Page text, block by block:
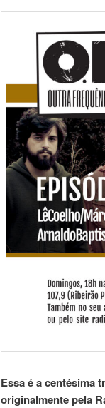
Essa é a centésima
originalmente pela